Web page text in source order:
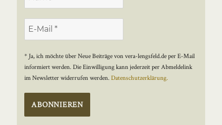
* Ja, ich möchte über Neue Beiträge von vera-lengsfeld.de per E-Mail
informiert werden. Die Einwilligung kann jederzeit per Abmeldelink
im Newsletter widerrufen werden.Datenschutzerklärung.